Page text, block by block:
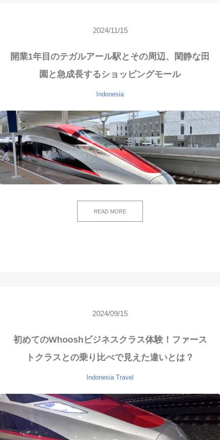
2024/11/15
開業1年目のテガルアール駅とその周辺、閑静な田
園と急成長するショッピングモール
Indonesia
READ MORE
2024/09/15
初めてのWhooshビジネスクラス体験！ファース
トクラスとの乗り比べで見えた違いとは？
Indonesia Travel